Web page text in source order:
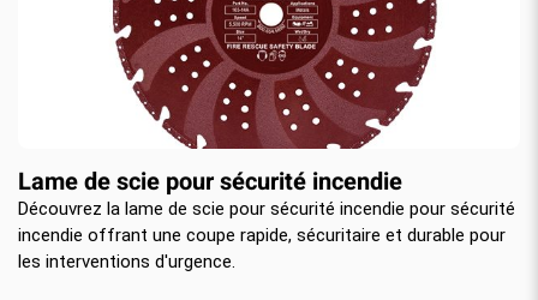
Lame de scie pour sécurité incendie
Découvrez la lame de scie pour sécurité incendie pour sécurité
incendie offrant une coupe rapide, sécuritaire et durable pour
les interventions d'urgence.